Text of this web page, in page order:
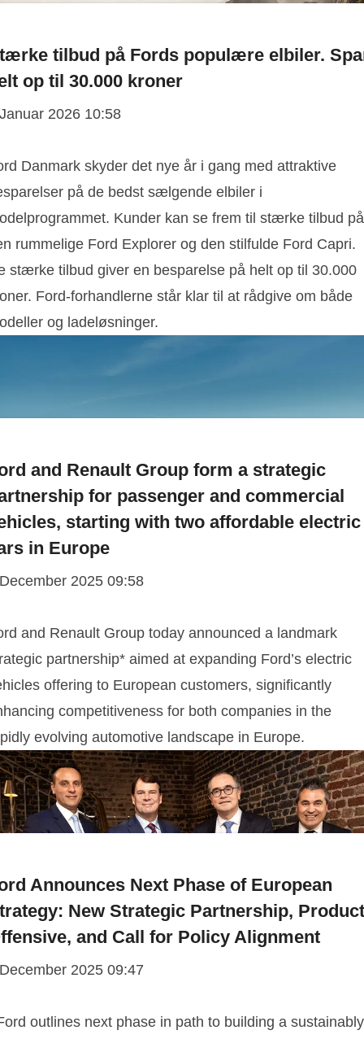
tilbud på Fords populære elbiler.
op til 30.000 kroner
2026 10:58
Danmark skyder det nye år i gang med attraktive
på de bedst sælgende elbiler i
Kunder kan se frem til stærke tilbud på
rummelige Ford Explorer og den stilfulde Ford Capri.
stærke tilbud giver en besparelse på helt op til 30.000
Ford-forhandlerne står klar til at rådgive om både
og ladeløsninger.
and Renault Group form a strategic
for passenger and commercial
starting with two affordable electric
in Europe
2025 09:58
and Renault Group today announced a landmark
partnership* aimed at expanding Ford’s electric
offering to European customers, significantly
competitiveness for both companies in the
evolving automotive landscape in Europe.
Announces Next Phase of European
New Strategic Partnership, Product
and Call for Policy Alignment
2025 09:47
outlines next phase in path to building a sustainably